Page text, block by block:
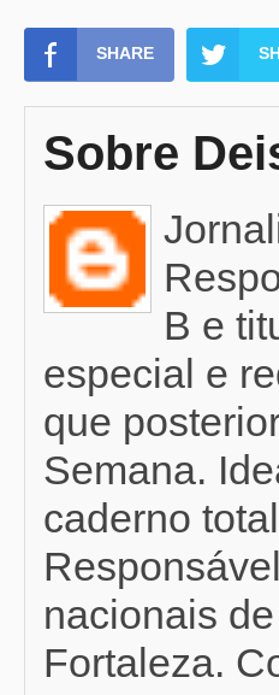
SHARE
Sobre
B e
especial e
que
Semana.
caderno
nacionais
Fortaleza.